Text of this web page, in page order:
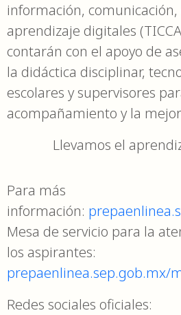
información,
aprendizaje digitales
contarán con el apoyo de
la didáctica disciplinar,
escolares y supervisores
acompañamiento y la
Llevamos el
Para más
información:
Mesa de servicio para la
los aspirantes:
prepaenlinea.sep.gob.mx/
Redes sociales oficiales: